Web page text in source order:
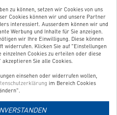
zu können, setzen wir Cookies von uns
Cookies können wir und unsere Partner
interessiert. Ausserdem können wir und
Werbung und Inhalte für Sie anzeigen.
wir Ihre Einwilligung. Diese können
widerrufen. Klicken Sie auf "Einstellungen
Cookies zu erteilen oder diese
Sie alle Cookies.
einsehen oder widerrufen wollen,
im Bereich Cookies
WIDERRUFEN